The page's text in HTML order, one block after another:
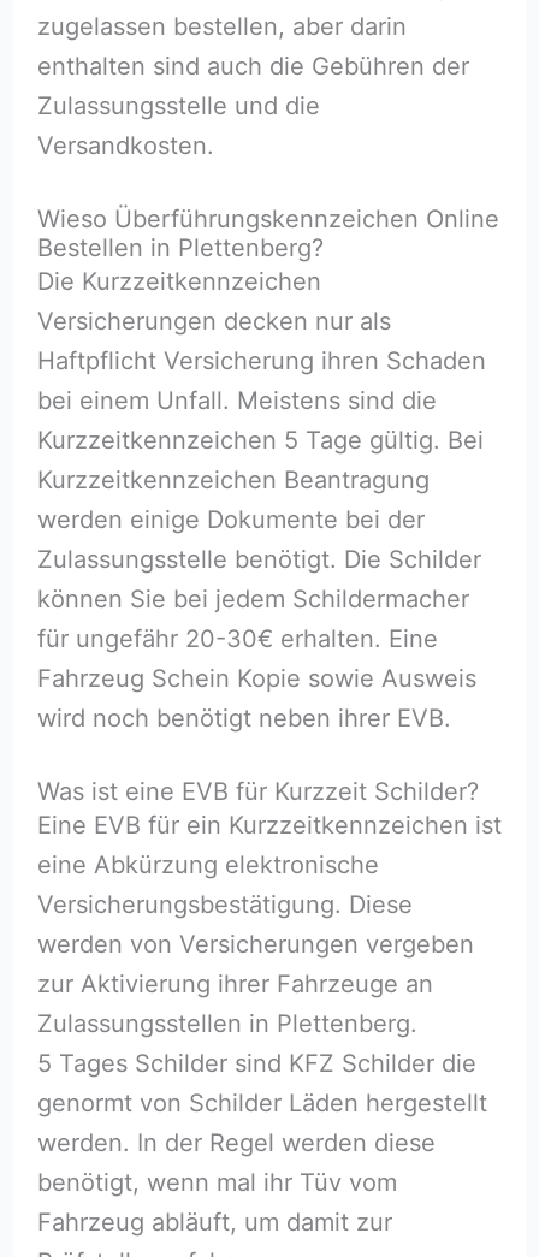
zugelassen bestellen, aber darin
enthalten sind auch die Gebühren der
Zulassungsstelle und die
Versandkosten.
Wieso Überführungskennzeichen Online
Bestellen in Plettenberg?
Die Kurzzeitkennzeichen
Versicherungen decken nur als
Haftpflicht Versicherung ihren Schaden
bei einem Unfall. Meistens sind die
Kurzzeitkennzeichen 5 Tage gültig. Bei
Kurzzeitkennzeichen Beantragung
werden einige Dokumente bei der
Zulassungsstelle benötigt. Die Schilder
können Sie bei jedem Schildermacher
für ungefähr 20-30€ erhalten. Eine
Fahrzeug Schein Kopie sowie Ausweis
wird noch benötigt neben ihrer EVB.
Was ist eine EVB für Kurzzeit Schilder?
Eine EVB für ein Kurzzeitkennzeichen ist
eine Abkürzung elektronische
Versicherungsbestätigung. Diese
werden von Versicherungen vergeben
zur Aktivierung ihrer Fahrzeuge an
Zulassungsstellen in Plettenberg.
5 Tages Schilder sind KFZ Schilder die
genormt von Schilder Läden hergestellt
werden. In der Regel werden diese
benötigt, wenn mal ihr Tüv vom
Fahrzeug abläuft, um damit zur